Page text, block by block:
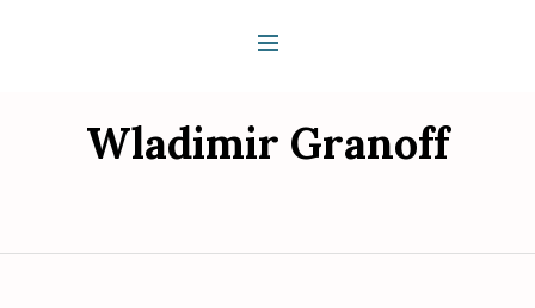
Wladimir Granoff